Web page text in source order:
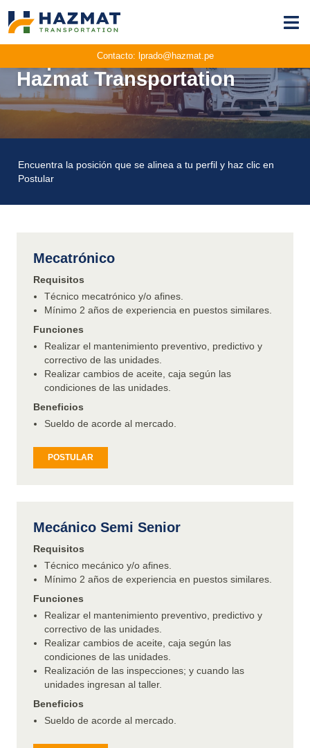
Contacto: lprado@hazmat.pe
Sé parte de
Hazmat Transportation
Encuentra la posición que se alinea a tu perfil y haz clic en
Postular
Mecatrónico
Requisitos
Técnico mecatrónico y/o afines.
Mínimo 2 años de experiencia en puestos similares.
Funciones
Realizar el mantenimiento preventivo, predictivo y
correctivo de las unidades.
Realizar cambios de aceite, caja según las
condiciones de las unidades.
Beneficios
Sueldo de acorde al mercado.
POSTULAR
Mecánico Semi Senior
Requisitos
Técnico mecánico y/o afines.
Mínimo 2 años de experiencia en puestos similares.
Funciones
Realizar el mantenimiento preventivo, predictivo y
correctivo de las unidades.
Realizar cambios de aceite, caja según las
condiciones de las unidades.
Realización de las inspecciones; y cuando las
unidades ingresan al taller.
Beneficios
Sueldo de acorde al mercado.